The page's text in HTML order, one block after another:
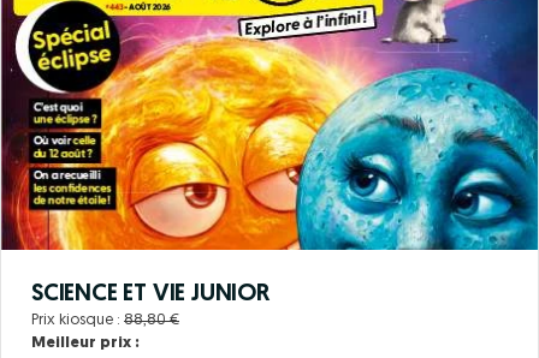
SCIENCE ET VIE JUNIOR
Prix kiosque : 88,80 €
Meilleur prix :